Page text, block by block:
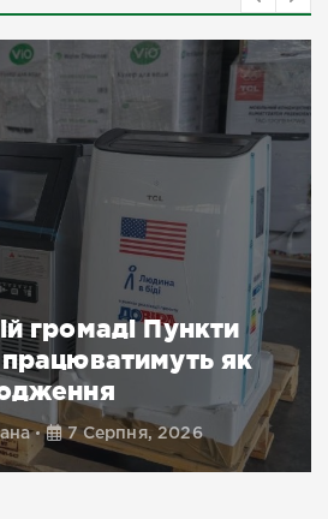
громаді Пункти
працюватимуть як
7 Серпня, 2026